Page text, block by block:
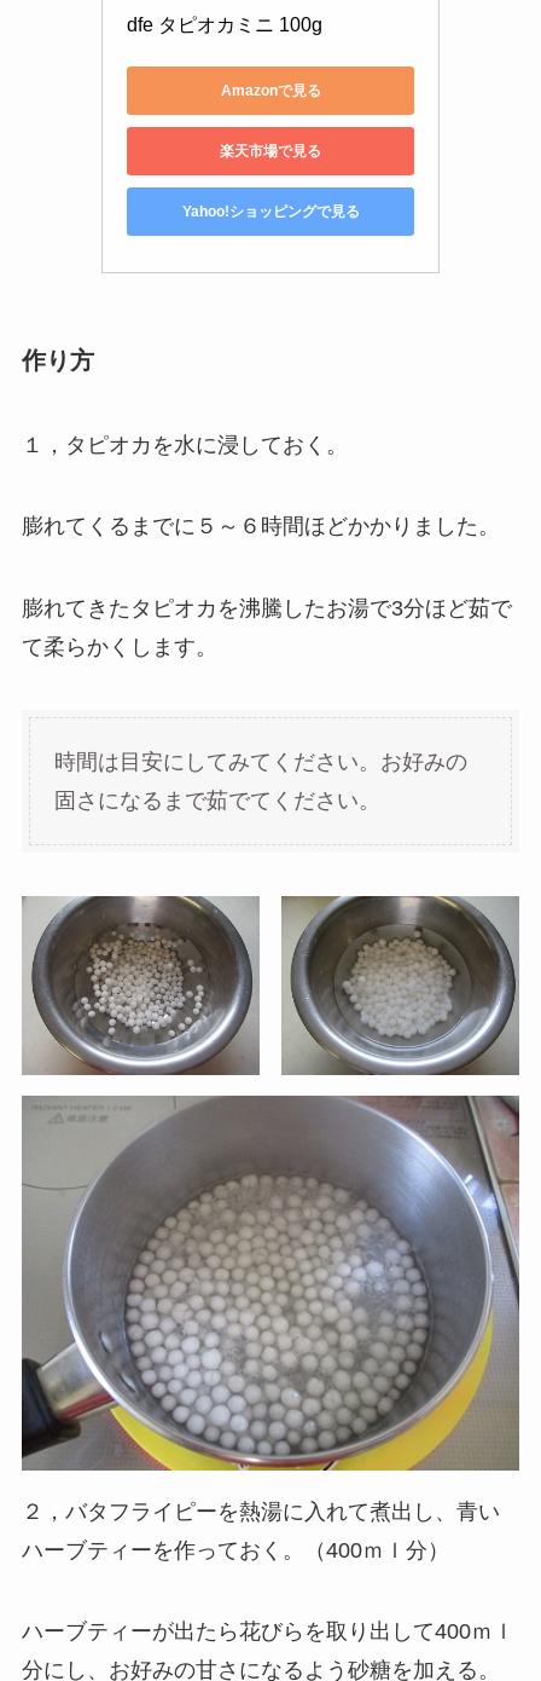
dfe タピオカミニ 100g
Amazonで見る
楽天市場で見る
Yahoo!ショッピングで見る
作り方
１，タピオカを水に浸しておく。
膨れてくるまでに５～６時間ほどかかりました。
膨れてきたタピオカを沸騰したお湯で3分ほど茹で
て柔らかくします。
時間は目安にしてみてください。お好みの
固さになるまで茹でてください。
２，バタフライピーを熱湯に入れて煮出し、青い
ハーブティーを作っておく。（400ｍｌ分）
ハーブティーが出たら花びらを取り出して400ｍｌ
分にし、お好みの甘さになるよう砂糖を加える。